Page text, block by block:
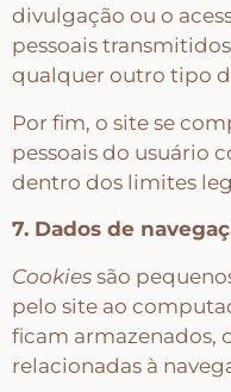
divulgação ou o
pessoais
qualquer outro tipo
Por fim, o site se
pessoais do usuário
dentro dos limites
7. Dados de
Cookies são
pelo site ao
ficam armazenados,
relacionadas à